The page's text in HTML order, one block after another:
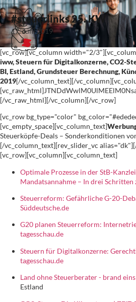
#steuerlinks 25. KW
17. Juni 2019
[vc_row][vc_column width="2/
iww, Steuern für Digitalkonzerne, CO2-
BI, Estland, Grundsteuer Berechnung,
2019[/vc_column_text][/
[/vc_raw_html][/vc_column][/vc_row]
[vc_row bg_type="color"
[vc_empty_space][vc_column_text]
Steuerköpfe-Deals – Sonderkonditionen
[/vc_column_text][rev_slider_vc
[vc_row][vc_column][vc_column_text]
Optimale Prozesse in der StB-
Mandatsannahme – In drei
Steuerreform: Gefährliche G-20-
Süddeutsche.de
G20 planen Steuerreform:
tagesschau.de
Steuern für Digitalkonzerne:
tagesschau.de
Land ohne Steuerberater - brand
Estland